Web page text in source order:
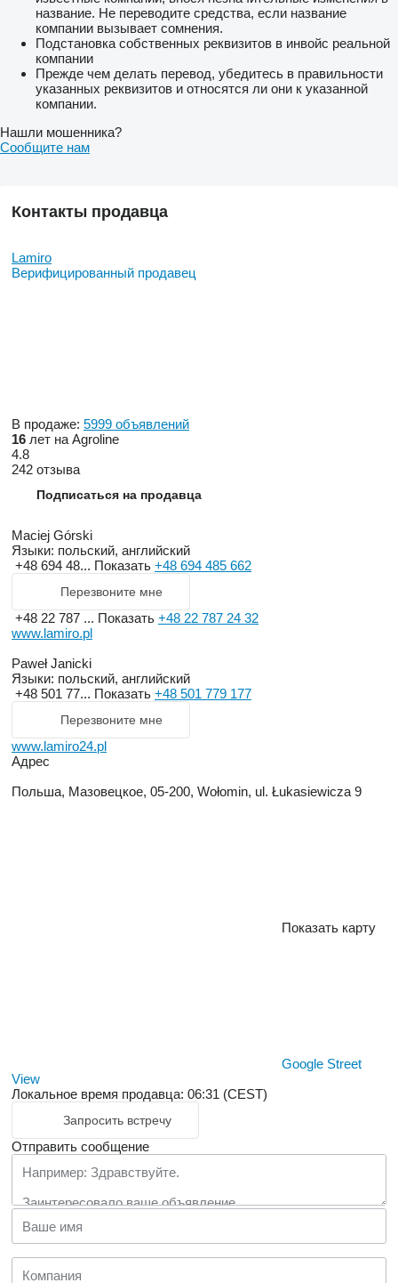
название. Не переводите средства, если название
компании вызывает сомнения.
Подстановка собственных реквизитов в инвойс реальной
компании
Прежде чем делать перевод, убедитесь в правильности
указанных реквизитов и относятся ли они к указанной
компании.
Нашли мошенника?
Сообщите нам
Контакты продавца
Lamiro
Верифицированный продавец
В продаже: 5999 объявлений
16 лет на Agroline
4.8
242 отзыва
Подписаться на продавца
Maciej Górski
Языки: польский, английский
+48 694 48... Показать +48 694 485 662
Перезвоните мне
+48 22 787 ... Показать +48 22 787 24 32
www.lamiro.pl
Paweł Janicki
Языки: польский, английский
+48 501 77... Показать +48 501 779 177
Перезвоните мне
www.lamiro24.pl
Адрес
Польша, Мазовецкое, 05-200, Wołomin, ul. Łukasiewicza 9
Показать карту
Google Street
View
Локальное время продавца: 06:31 (CEST)
Запросить встречу
Отправить сообщение